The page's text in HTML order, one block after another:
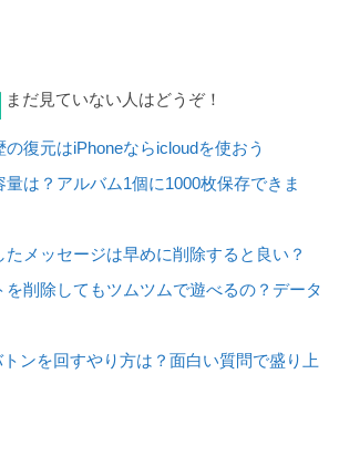
まだ見ていない人はどうぞ！
復元はiPhoneならicloudを使おう
は？アルバム1個に1000枚保存できま
たメッセージは早めに削除すると良い？
を削除してもツムツムで遊べるの？データ
ンを回すやり方は？面白い質問で盛り上